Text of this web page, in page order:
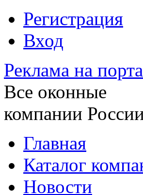
Регистрация
Вход
Реклама на
Все оконные
компании
Главная
Каталог
Новости